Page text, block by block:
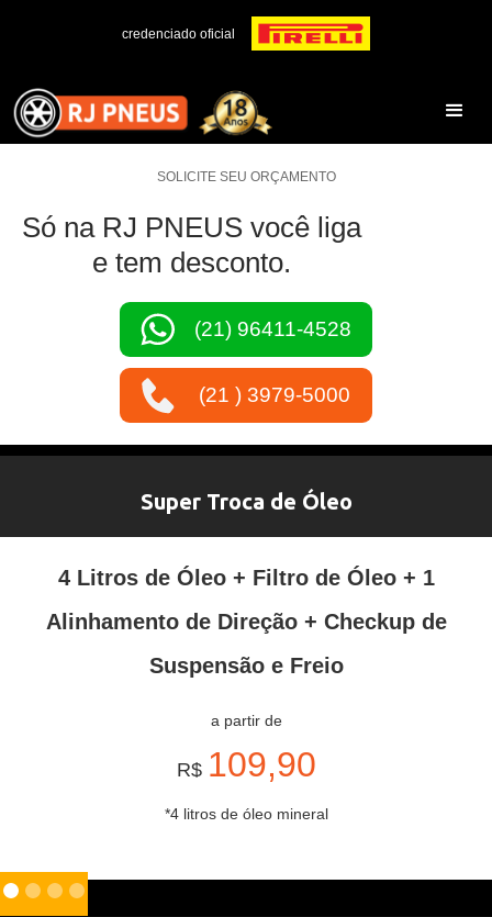
credenciado oficial
SOLICITE SEU ORÇAMENTO
Só na RJ PNEUS você liga
e tem desconto.
(21) 96411-4528
(21 ) 3979-5000
Super Troca de Óleo
4 Litros de Óleo + Filtro de Óleo + 1
Alinhamento de Direção + Checkup de
Suspensão e Freio
a partir de
R$ 109,90
*4 litros de óleo mineral